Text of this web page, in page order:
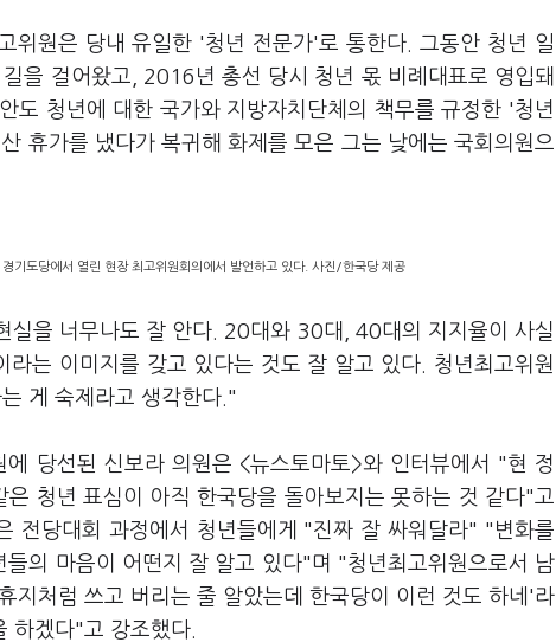
위원은 당내 유일한 '청년 전문가'로 통한다. 그동안 청년 일
을 걸어왔고, 2016년 총선 당시 청년 몫 비례대표로 영입돼
도 청년에 대한 국가와 지방자치단체의 책무를 규정한 '청년
휴가를 냈다가 복귀해 화제를 모은 그는 낮에는 국회의원으
기도당에서 열린 현장 최고위원회의에서 발언하고 있다. 사진/한국당 제공
실을 너무나도 잘 안다. 20대와 30대, 40대의 지지율이 사실
는 이미지를 갖고 있다는 것도 잘 알고 있다. 청년최고위원
게 숙제라고 생각한다."
당선된 신보라 의원은 <뉴스토마토>와 인터뷰에서 "현 정
청년 표심이 아직 한국당을 돌아보지는 못하는 것 같다"고
전당대회 과정에서 청년들에게 "진짜 잘 싸워달라" "변화를
의 마음이 어떤지 잘 알고 있다"며 "청년최고위원으로서 남
처럼 쓰고 버리는 줄 알았는데 한국당이 이런 것도 하네'라
하겠다"고 강조했다.